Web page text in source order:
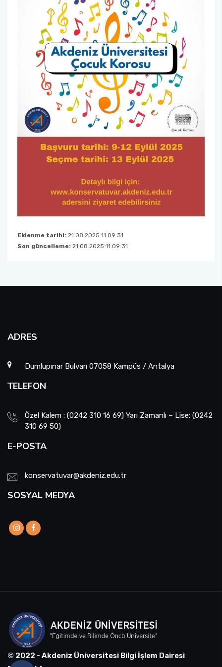
Eklenme tarihi: 21.08.2025 11:09:31
Son güncelleme: 21.08.2025 11:09:31
ADRES
Dumlupınar Bulvarı 07058 Kampüs / Antalya
TELEFON
Özel Kalem : (0242 310 16 69) Yarı Zamanlı – Lise: (0242
310 69 50)
E-POSTA
konservatuvar@akdeniz.edu.tr
SOSYAL MEDYA
© 2022 - Akdeniz Üniversitesi Bilgi İşlem Dairesi
Türk Halk Müziği Korosu
Temel Kulak Eğitimi
Mezun Takip Komisyonu
Tanıtım ve Medya Koordinatörlüğü
Akreditasyon Kurulu
Ölçme ve Değerlendirme Komisyonu